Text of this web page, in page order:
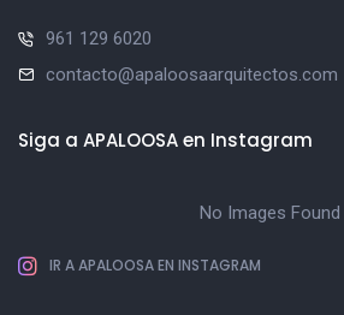
961 129 6020
contacto@apaloosaarquitectos.com
Siga a APALOOSA en Instagram
No Images Found
IR A APALOOSA EN INSTAGRAM